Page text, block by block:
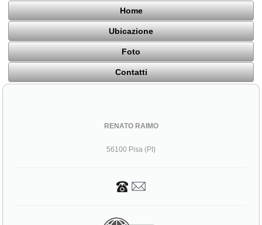
Home
Ubicazione
Foto
Contatti
RENATO RAIMO
56100 Pisa (PI)